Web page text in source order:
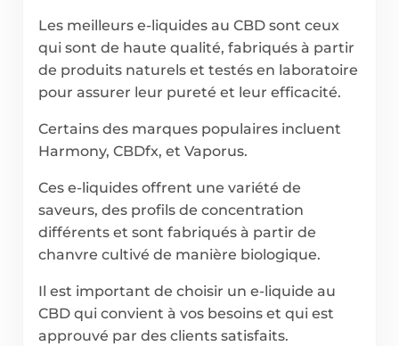
Les meilleurs e-liquides au CBD sont ceux
qui sont de haute qualité, fabriqués à partir
de produits naturels et testés en laboratoire
pour assurer leur pureté et leur efficacité.
Certains des marques populaires incluent
Harmony, CBDfx, et Vaporus.
Ces e-liquides offrent une variété de
saveurs, des profils de concentration
différents et sont fabriqués à partir de
chanvre cultivé de manière biologique.
Il est important de choisir un e-liquide au
CBD qui convient à vos besoins et qui est
approuvé par des clients satisfaits.